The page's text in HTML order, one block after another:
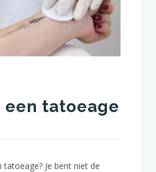
een tatoeage
Je bent niet de